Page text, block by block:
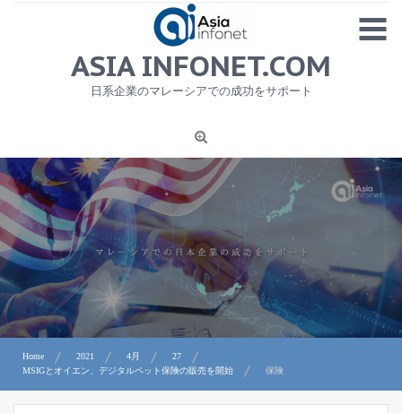
MENU
1
ニュース
労務サービス
プライバシーポリシー及び著作権について
お問合せ
ASIA INFONET.COM
日系企業のマレーシアでの成功をサポート
Home 2021 4月
27
MSIGとオイエン、デジタルペット保険の販売を開始
保険